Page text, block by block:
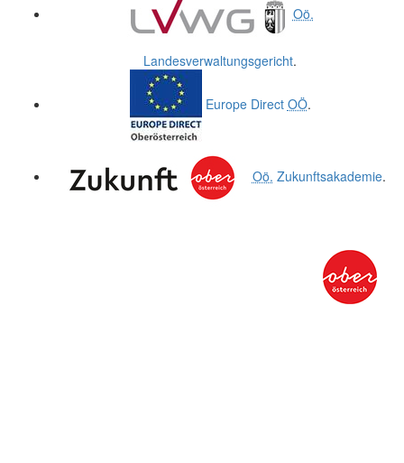
Oö.
Landesverwaltungsgericht.
Europe Direct OÖ.
Oö. Zukunftsakademie.